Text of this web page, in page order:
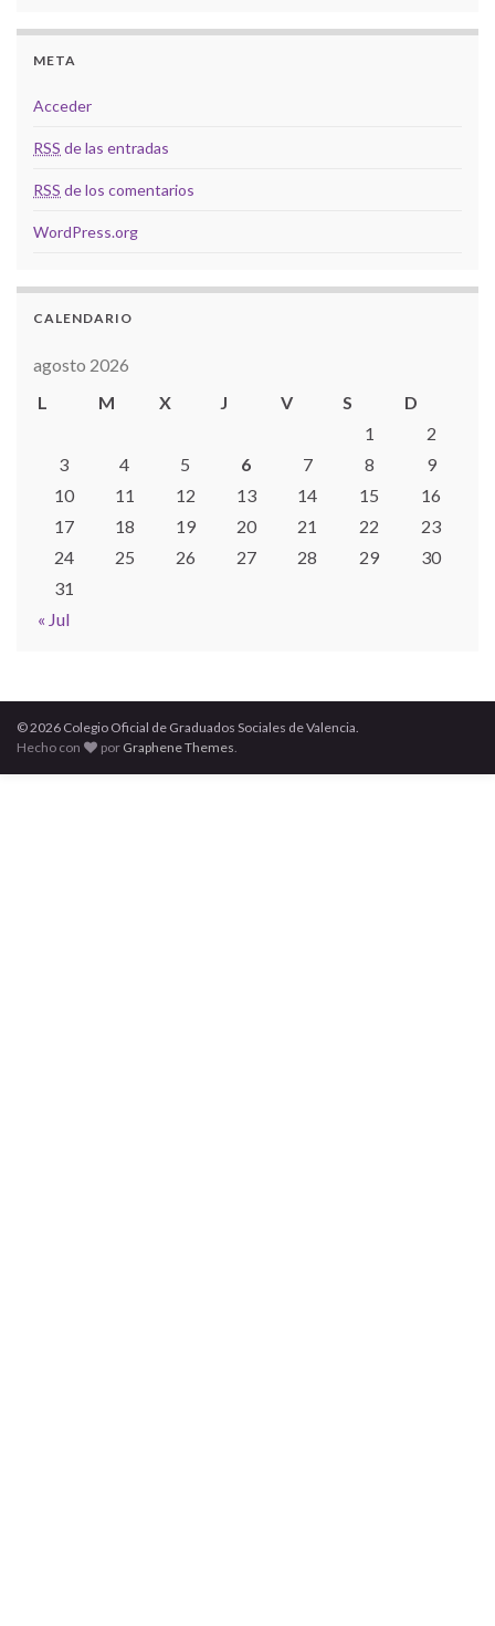
META
Acceder
RSS de las entradas
RSS de los comentarios
WordPress.org
CALENDARIO
agosto 2026
L
M X J V S D
« Jul
1
2
3
4 5 6 7 8
9
10
11 12 13 14 15
16
17
18 19 20 21 22
23
24
25 26 27 28 29
30
31
© 2026 Colegio Oficial de Graduados Sociales de Valencia.
Hecho con
por Graphene Themes